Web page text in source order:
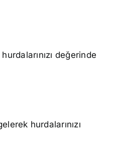
değerinde
hurdalarınızı